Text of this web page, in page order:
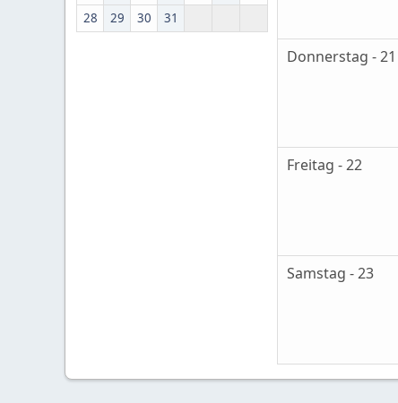
28
29 30 31
Donnerstag - 21
Freitag - 22
Samstag - 23